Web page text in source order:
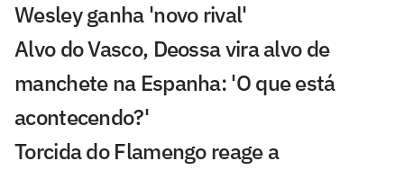
Wesley ganha 'novo rival'
Alvo do Vasco, Deossa vira alvo de
manchete na Espanha: 'O que está
acontecendo?'
Torcida do Flamengo reage a